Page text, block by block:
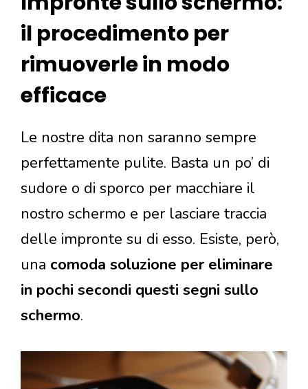
il procedimento per
rimuoverle in modo
efficace
Le nostre dita non saranno sempre
perfettamente pulite. Basta un po’ di
sudore o di sporco per macchiare il
nostro schermo e per lasciare traccia
delle impronte su di esso. Esiste, però,
una comoda soluzione per eliminare
in pochi secondi questi segni sullo
schermo.